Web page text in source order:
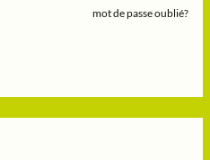
mot de passe oublié?